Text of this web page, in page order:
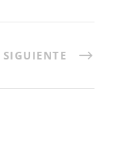
SIGUIENTE